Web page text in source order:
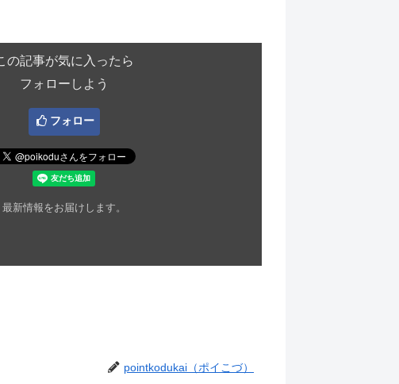
の記事が気に入ったら
フォローしよう
フォロー
最新情報をお届けします。
pointkodukai（ポイこづ）